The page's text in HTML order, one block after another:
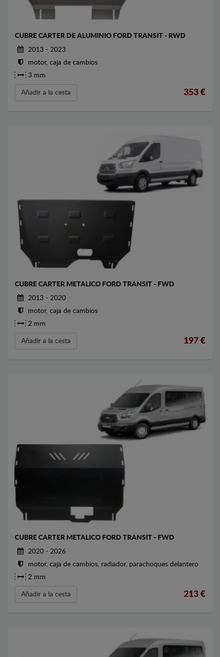
CUBRE CARTER DE ALUMINIO FORD TRANSIT - RWD
2013 - 2023
motor, caja de cambios
3 mm
Añadir a la cesta 353 €
CUBRE CARTER METALICO FORD TRANSIT - FWD
2013 - 2020
motor, caja de cambios
2 mm
Añadir a la cesta 197 €
CUBRE CARTER METALICO FORD TRANSIT - FWD
2020 - 2026
motor, caja de cambios, radiador, parachoques delantero
2 mm
Añadir a la cesta 213 €